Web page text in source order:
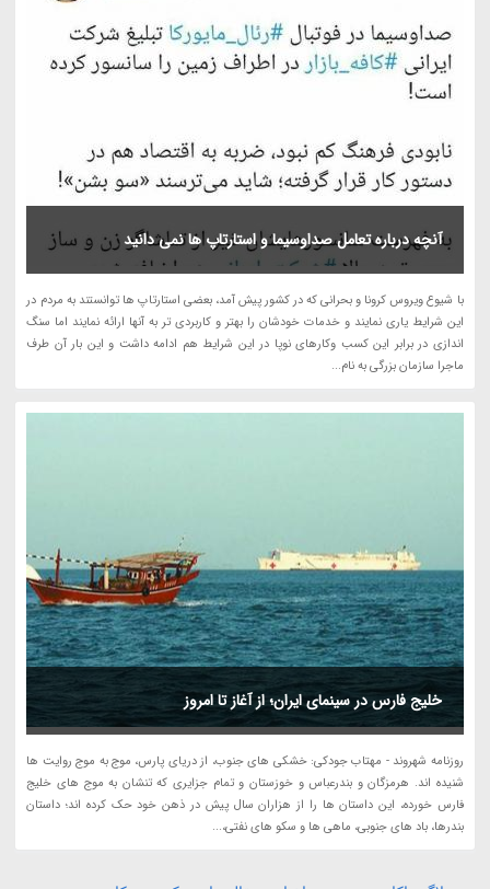
آنچه درباره تعامل صداوسیما و استارتاپ ها نمی دانید
با شیوع ویروس کرونا و بحرانی که در کشور پیش آمد، بعضی استارتاپ ها توانستند به مردم در
این شرایط یاری نمایند و خدمات خودشان را بهتر و کاربردی تر به آنها ارائه نمایند اما سنگ
اندازی در برابر این کسب وکارهای نوپا در این شرایط هم ادامه داشت و این بار آن طرف
ماجرا سازمان بزرگی به نام...
خلیج فارس در سینمای ایران؛ از آغاز تا امروز
روزنامه شهروند - مهتاب جودکی: خشکی های جنوب، از دریای پارس، موج به موج روایت ها
شنیده اند. هرمزگان و بندرعباس و خوزستان و تمام جزایری که تنشان به موج های خلیج
فارس خورده، این داستان ها را از هزاران سال پیش در ذهن خود حک کرده اند؛ داستان
بندرها، باد های جنوبی، ماهی ها و سکو های نفتی،...